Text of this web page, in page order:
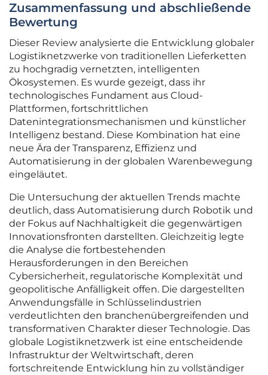
Zusammenfassung und abschließende
Bewertung
Dieser Review analysierte die Entwicklung globaler
Logistiknetzwerke von traditionellen Lieferketten
zu hochgradig vernetzten, intelligenten
Ökosystemen. Es wurde gezeigt, dass ihr
technologisches Fundament aus Cloud-
Plattformen, fortschrittlichen
Datenintegrationsmechanismen und künstlicher
Intelligenz bestand. Diese Kombination hat eine
neue Ära der Transparenz, Effizienz und
Automatisierung in der globalen Warenbewegung
eingeläutet.
Die Untersuchung der aktuellen Trends machte
deutlich, dass Automatisierung durch Robotik und
der Fokus auf Nachhaltigkeit die gegenwärtigen
Innovationsfronten darstellten. Gleichzeitig legte
die Analyse die fortbestehenden
Herausforderungen in den Bereichen
Cybersicherheit, regulatorische Komplexität und
geopolitische Anfälligkeit offen. Die dargestellten
Anwendungsfälle in Schlüsselindustrien
verdeutlichten den branchenübergreifenden und
transformativen Charakter dieser Technologie. Das
globale Logistiknetzwerk ist eine entscheidende
Infrastruktur der Weltwirtschaft, deren
fortschreitende Entwicklung hin zu vollständiger